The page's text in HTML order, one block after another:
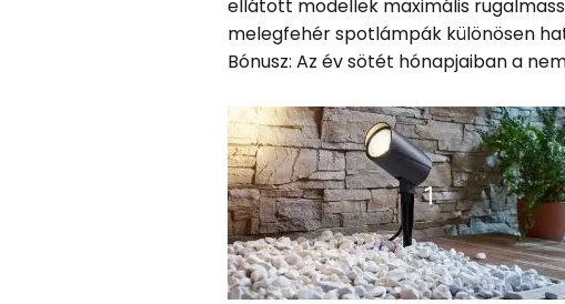
ellátott modellek maximális
melegfehér spotlámpák különösen
Bónusz: Az év sötét hónapjaiban a